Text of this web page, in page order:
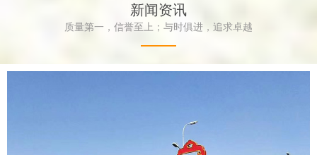
新闻资讯
质量第一，信誉至上；与时俱进，追求卓越